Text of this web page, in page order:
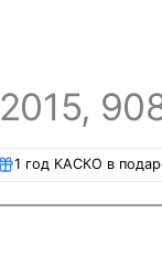
2015,
1 год КАСКО в